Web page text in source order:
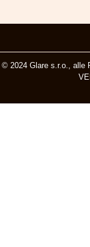
© 2024 Glare s.r.o., alle